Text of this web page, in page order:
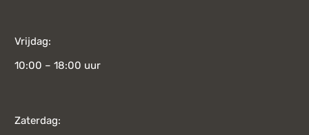
Vrijdag:
10:00 – 18:00 uur
Zaterdag: